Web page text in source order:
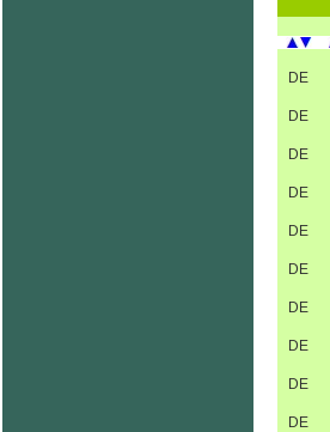
DE
DE
DE
DE
DE
DE
DE
DE
DE
DE